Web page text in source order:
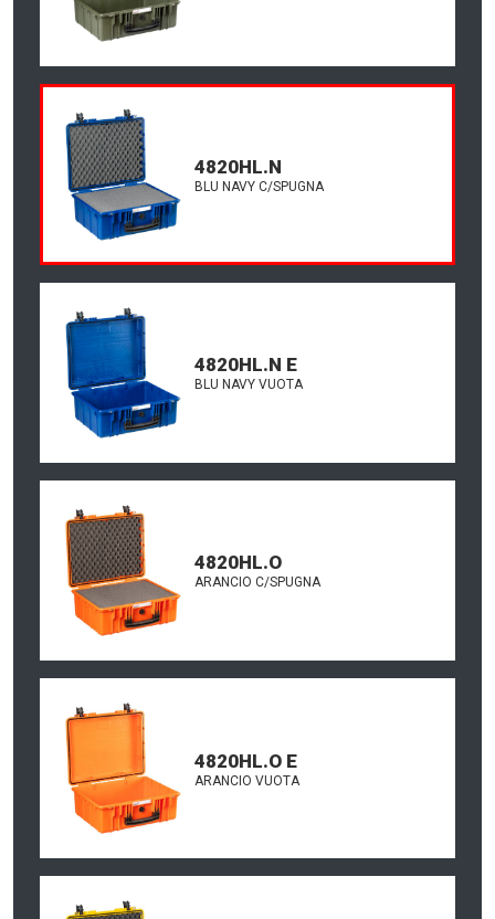
4820HL.N
BLU NAVY C/SPUGNA
4820HL.N E
BLU NAVY VUOTA
4820HL.O
ARANCIO C/SPUGNA
4820HL.O E
ARANCIO VUOTA